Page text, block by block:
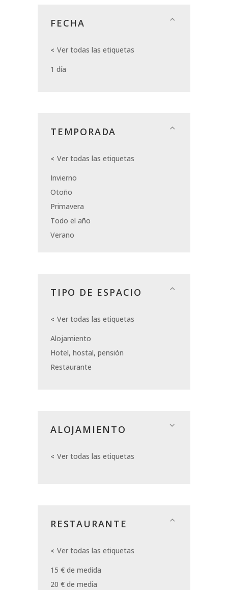
FECHA
Ver todas las etiquetas
1 día
TEMPORADA
Ver todas las etiquetas
Invierno
Otoño
Primavera
Todo el año
Verano
TIPO DE ESPACIO
Ver todas las etiquetas
Alojamiento
Hotel, hostal, pensión
Restaurante
ALOJAMIENTO
Ver todas las etiquetas
RESTAURANTE
Ver todas las etiquetas
15 € de medida
20 € de media